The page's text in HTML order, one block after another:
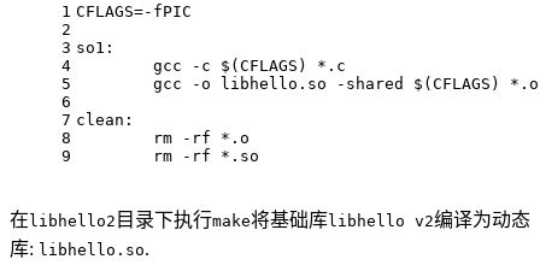
1
2
3
4
5
6
7
8
9
CFLAGS=-fPIC
so1:
	gcc -c
$(CFLAGS)
*.c
	gcc -o libhello.so -shared
$(CFLAGS)
*.o
clean:
	rm -rf *.o
	rm -rf *.so
在libhello2 目录下执行make将基础库libhello v2编译为动态
库: libhello.so.